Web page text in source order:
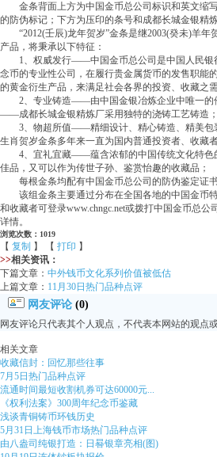
金条背面上方为中国金币总公司标识和英文缩写
的防伪标记；下方为压印的条号和成都长城金银精炼
“2012(壬辰)龙年贺岁”金条是继2003(癸未)羊年
产品，将秉承以下特征：
1、权威发行——中国金币总公司是中国人民银
念币的专业性公司，在履行贵金属货币的发售职能
的黄金衍生产品，来满足社会各界的投资、收藏之需
2、专业铸造——由中国金银冶炼企业中唯一的
——成都长城金银精炼厂采用独特的浇铸工艺铸造；
3、物超所值——精细设计、精心铸造、精美包
生肖贺岁金条多年来一直为国内普通投资者、收藏
4、宜礼宜藏——蕴含浓郁的中国传统文化特色
佳品，又可以作为传世子孙、鉴赏怡趣的收藏品；
每根金条均配有中国金币总公司的防伪鉴定证书
该组金条主要通过分布在全国各地的中国金币
和收藏者可登录www.chngc.net或拨打中国金币总公
详情。
浏览次数：1019
【 复制 】 【 打印 】
>>相关资讯：
下篇文章： 中外钱币文化系列价值被低估
上篇文章： 11月30日热门品种点评
网友评论 (0)
网友评论只代表其个人观点，不代表本网站的观点
相关文章
收藏信封：回忆那些往事
7月5日热门品种点评
流通时间最短收割机券可达60000元...
《权利法案》300周年纪念币鉴藏
浅谈青铜铸币环钱历史
5月31日上海钱币市场热门品种点评
由八盎司纯银打造：日晷银章亮相(图)